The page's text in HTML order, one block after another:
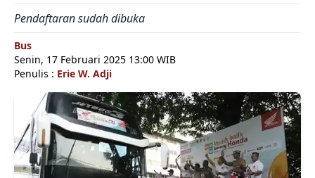
Pendaftaran sudah dibuka
Bus
Senin, 17 Februari 2025 13:00 WIB
Penulis : Erie W. Adji